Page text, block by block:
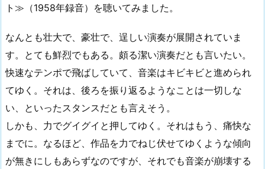
ト≫（1958年録音）を聴いてみました。
なんとも壮大で、豪壮で、逞しい演奏が展開されていま
す。とても鮮烈でもある。頗る潔い演奏だとも言いたい。
快速なテンポで飛ばしていて、音楽はキビキビと進められ
てゆく。それは、後ろを振り返るようなことは一切しな
い、といったスタンスだとも言えそう。
しかも、力でグイグイと押してゆく。それはもう、痛快な
までに。なるほど、作品を力でねじ伏せてゆくような傾向
が無きにしもあらずなのですが、それでも音楽が崩壊する